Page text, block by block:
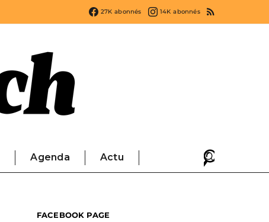
27K abonnés 14K abonnés
Agenda Actu
FACEBOOK PAGE